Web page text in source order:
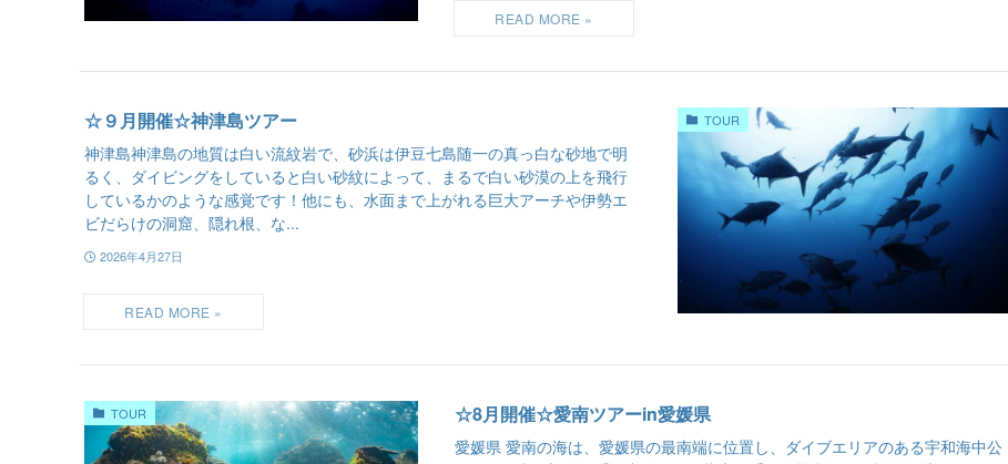
TOUR
☆９月開催☆神津島ツアー
神津島神津島の地質は白い流紋岩で、砂浜は伊豆七島随一の真っ白な砂地で明
るく、ダイビングをしていると白い砂紋によって、まるで白い砂漠の上を飛行
しているかのような感覚です！他にも、水面まで上がれる巨大アーチや伊勢エ
ビだらけの洞窟、隠れ根、な...
2026年4月27日
TOUR ☆8月開催☆愛南ツアーin愛媛県
愛媛県 愛南の海は、愛媛県の最南端に位置し、ダイブエリアのある宇和海中公